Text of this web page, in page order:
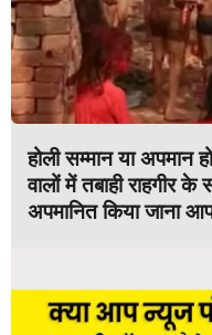
होली सम्मान या अपमान
वालों में तबाही
अपमानित किया जाना